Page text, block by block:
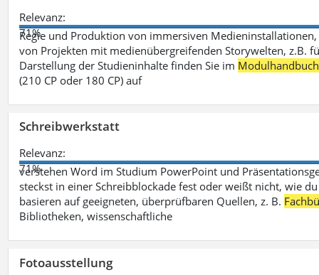
Relevanz:
71%
Regie und Produktion von immersiven
von Projekten mit medienübergreifenden Storywelten, z.B.
Darstellung der Studieninhalte finden Sie im Modulhandbuch
(210 CP oder 180 CP) auf
Schreibwerkstatt
Relevanz:
71%
verstehen Word im Studium PowerPoint und
steckst in einer Schreibblockade fest oder weißt nicht, wie
basieren auf geeigneten, überprüfbaren Quellen, z. B.
Bibliotheken, wissenschaftliche
Fotoausstellung